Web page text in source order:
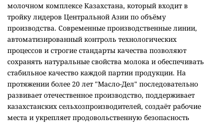
молочном комплексе Казахстана, который входит в
тройку лидеров Центральной Азии по объёму
производства. Современные производственные линии,
автоматизированный контроль технологических
процессов и строгие стандарты качества позволяют
сохранять натуральные свойства молока и обеспечивать
стабильное качество каждой партии продукции. На
протяжении более 20 лет "Масло-Дел" последовательно
развивает отечественное производство, поддерживает
казахстанских сельхозпроизводителей, создаёт рабочие
места и укрепляет продовольственную безопасность